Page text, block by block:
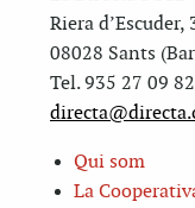
Riera
08028 Sants
Tel. 935 27 09
Qui som
La